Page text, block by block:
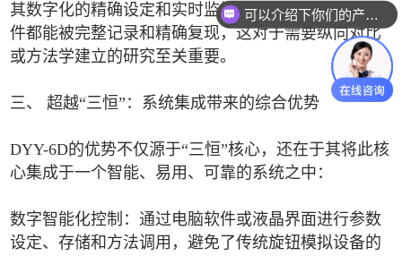
其数字化的精确设定和实时监控，使得每次实验的条
件都能被完整记录和精确复现，这对于需要纵向对比
或方法学建立的研究至关重要。
三、 超越“三恒”：系统集成带来的综合优势
DYY-6D的优势不仅源于“三恒”核心，还在于其将此核
心集成于一个智能、易用、可靠的系统之中：
数字智能化控制：通过电脑软件或液晶界面进行参数
设定、存储和方法调用，避免了传统旋钮模拟设备的